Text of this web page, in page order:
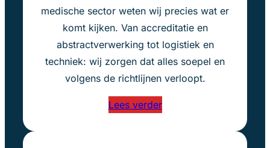
medische sector weten wij precies wat er
komt kijken. Van accreditatie en
abstractverwerking tot logistiek en
techniek: wij zorgen dat alles soepel en
volgens de richtlijnen verloopt.
Lees verder